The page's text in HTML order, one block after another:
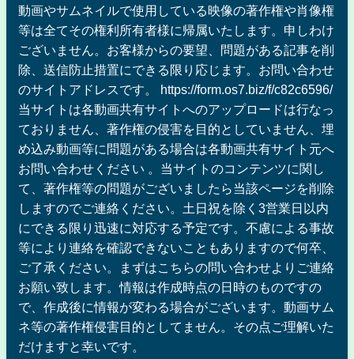
動画やサムネイルで使用している映像の著作権や肖像権
等は全てその権利所有者様に帰属いたします。申しわけ
ございません。お客様からの要望、問題がある記事を削
除、送信防止措置にできる限り応じます。お問い合わせ
のサイトアドレスです。 https://form.os7.biz/f/c82c6596/
当サイトは各動画共有サイトへのアップロードは行なっ
ておりません、著作権の侵害を目的としていません、埋
め込み動画等に問題がある場合は各動画共有サイト元へ
お問い合わせください 。当サイトのコンテンツに関し
て、著作権等の問題がございましたら当該ページを削除
しますのでご連絡ください。土日祝を除く3営業日以内
にできる限り迅速に対応する予定です。不慮による事故
等により連絡を確認できないこともありますので何卒、
ご了承ください。まずはこちらの問い合わせよりご連絡
お願い致します。情報は作成時点の日時のものですの
で、作成後に情報が変わる場合がございます。動画サム
ネ等の著作権侵害目的としてません。その点ご理解いた
だけますと幸いです。